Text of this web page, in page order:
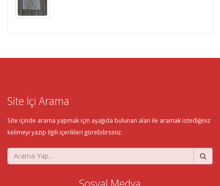
Site İçi Arama
Site içinde arama yapmak için aşağıda bulunan alan ile aramak istediğiniz
kelimeyi yazıp ilgili içerikleri görebilirsiniz.